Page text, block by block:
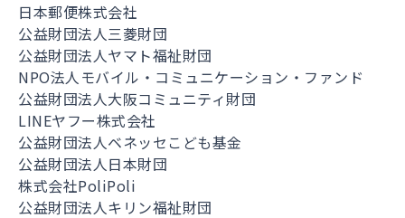
日本郵便株式会社
公益財団法人三菱財団
公益財団法人ヤマト福祉財団
NPO法人モバイル・コミュニケーション・ファンド
公益財団法人大阪コミュニティ財団
LINEヤフー株式会社
公益財団法人ベネッセこども基金
公益財団法人日本財団
株式会社PoliPoli
公益財団法人キリン福祉財団